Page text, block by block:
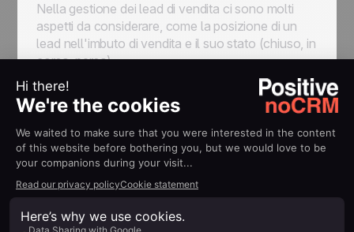
Nella gestione dei lead di vendita ci sono molti
aspetti da considerare, come la posizione di un
lead nell'imbuto di vendita e il suo stato (chiuso, in
corso, perso).
noCRM.io ti aiuta a gestire il tuo prossimo passo e
non ti costringe a creare manualmente un “To-do”.
Il software ti guida automaticamente attraverso le
fasi successive, eliminando la necessità di creare
manualmente una lista di attività. Ogni volta che
inserisci un nuovo lead, questo viene
automaticamente classificato come “Da fare”. La
sua modalità può essere modificata solo